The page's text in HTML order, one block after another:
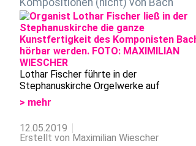
Lothar Fischer führte in der
Stephanuskirche Orgelwerke auf
> mehr
12.05.2019
Erstellt von Maximilian Wiescher